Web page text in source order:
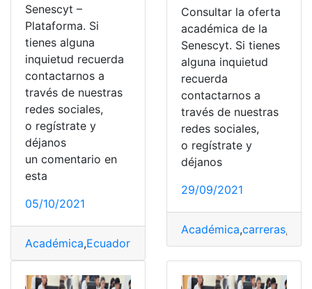
Senescyt –
Plataforma. Si
tienes alguna
inquietud recuerda
contactarnos a
través de nuestras
redes sociales,
o regístrate y
déjanos
un comentario en
esta
05/10/2021
Académica,Ecuador Ofertas,Plataforma,SENESCYT
Consultar la oferta
académica de la
Senescyt. Si tienes
alguna inquietud
recuerda
contactarnos a
través de nuestras
redes sociales,
o regístrate y
déjanos
29/09/2021
Académica,carreras,